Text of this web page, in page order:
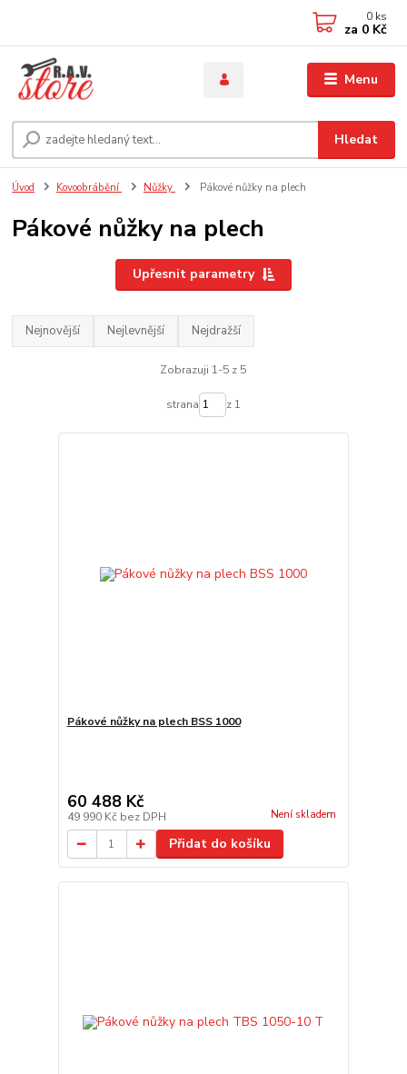
Menu
Hledat
0 ks
za 0 Kč
Úvod Kovoobrábění Nůžky Pákové nůžky na plech
Pákové nůžky na plech
Upřesnit parametry
Nejnovější Nejlevnější Nejdražší
Zobrazuji 1-5 z 5
strana z 1
Pákové nůžky na plech BSS 1000
60 488 Kč
49 990 Kč bez DPH Není skladem
Přidat do košíku